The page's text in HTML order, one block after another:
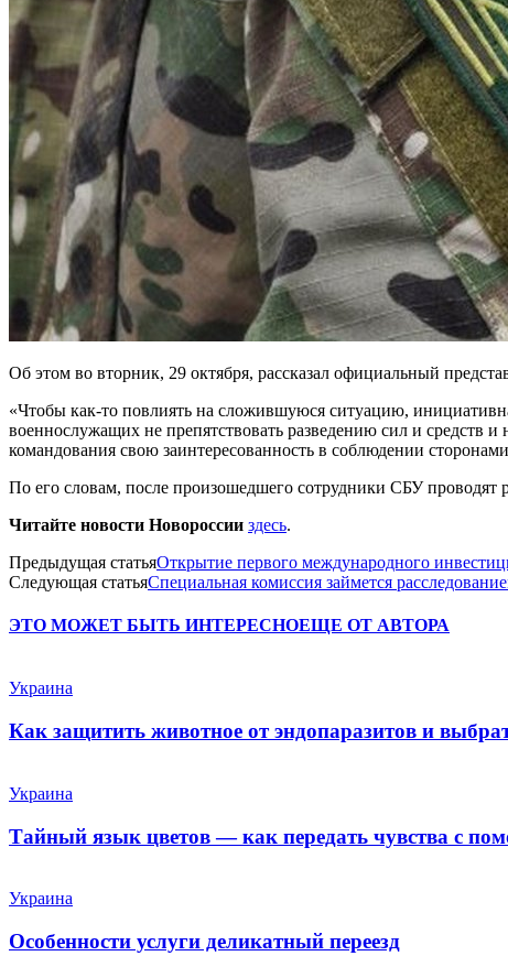
Об этом во вторник, 29 октября, рассказал официальный
«Чтобы как-то повлиять на сложившуюся ситуацию,
военнослужащих не препятствовать разведению сил и средств
командования свою заинтересованность в соблюдении
По его словам, после произошедшего сотрудники СБУ
Читайте новости Новороссии здесь.
Предыдущая статьяОткрытие первого международного
Следующая статьяСпециальная комиссия займется
ЭТО МОЖЕТ БЫТЬ ИНТЕРЕСНОЕЩЕ ОТ АВТОРА
Украина
Как защитить животное от эндопаразитов и
Украина
Тайный язык цветов — как передать чувства с
Украина
Особенности услуги деликатный переезд